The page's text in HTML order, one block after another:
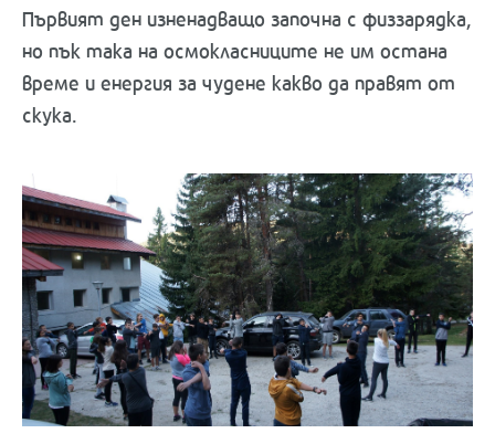
Първият ден изненадващо започна с физзарядка,
но пък така на осмокласниците не им остана
време и енергия за чудене какво да правят от
скука.